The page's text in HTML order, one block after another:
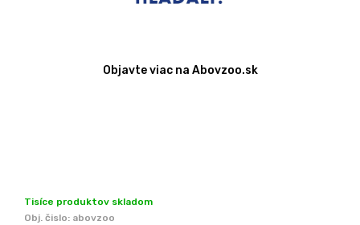
Objavte viac na Abovzoo.sk
Tisíce produktov skladom
Obj. čislo: abovzoo